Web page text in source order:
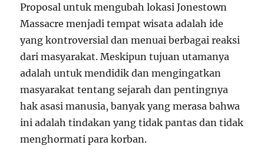
Proposal untuk mengubah lokasi Jonestown
Massacre menjadi tempat wisata adalah ide
yang kontroversial dan menuai berbagai reaksi
dari masyarakat. Meskipun tujuan utamanya
adalah untuk mendidik dan mengingatkan
masyarakat tentang sejarah dan pentingnya
hak asasi manusia, banyak yang merasa bahwa
ini adalah tindakan yang tidak pantas dan tidak
menghormati para korban.